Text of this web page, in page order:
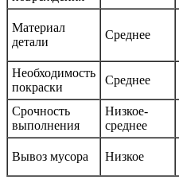
Материал
детали
Среднее
Необходимость
покраски
Среднее
Срочность
выполнения
Низкое-
среднее
Вывоз мусора Низкое